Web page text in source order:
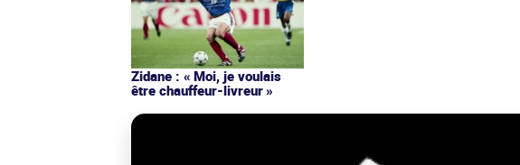
Zidane : « Moi, je voulais
être chauffeur-livreur »